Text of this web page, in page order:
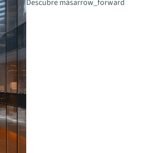
Descubre másarrow_forward